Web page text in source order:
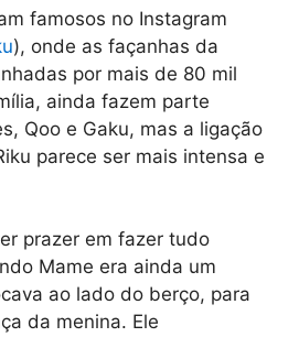
famosos no Instagram
), onde as façanhas da
por mais de 80 mil
ainda fazem parte
Qoo e Gaku, mas a ligação
parece ser mais intensa e
prazer em fazer tudo
Mame era ainda um
ao lado do berço, para
da menina. Ele